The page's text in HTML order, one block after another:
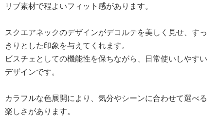
リブ素材で程よいフィット感があります。
スクエアネックのデザインがデコルテを美しく見せ、すっ
きりとした印象を与えてくれます。
ビスチェとしての機能性を保ちながら、日常使いしやすい
デザインです。
カラフルな色展開により、気分やシーンに合わせて選べる
楽しさがあります。